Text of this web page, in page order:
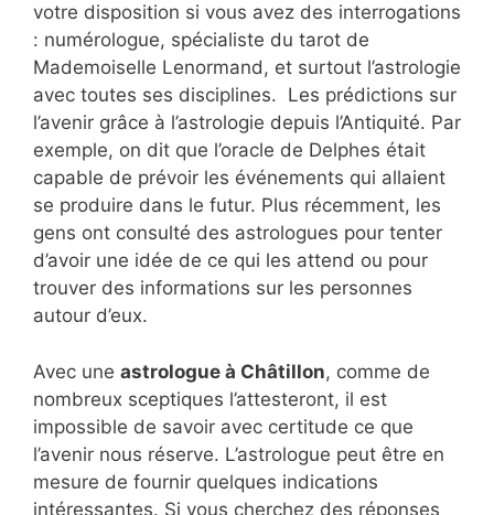
votre disposition si vous avez des interrogations
: numérologue, spécialiste du tarot de
Mademoiselle Lenormand, et surtout l’astrologie
avec toutes ses disciplines. Les prédictions sur
l’avenir grâce à l’astrologie depuis l’Antiquité. Par
exemple, on dit que l’oracle de Delphes était
capable de prévoir les événements qui allaient
se produire dans le futur. Plus récemment, les
gens ont consulté des astrologues pour tenter
d’avoir une idée de ce qui les attend ou pour
trouver des informations sur les personnes
autour d’eux.
Avec une astrologue à Châtillon, comme de
nombreux sceptiques l’attesteront, il est
impossible de savoir avec certitude ce que
l’avenir nous réserve. L’astrologue peut être en
mesure de fournir quelques indications
intéressantes. Si vous cherchez des réponses